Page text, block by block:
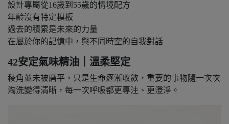
設計專屬從16歲到55歲的情境配方
年齡沒有特定模板
過去的積累是未來的力量
在屬於你的記憶中，與不同時空的自我對話
42安定氣味精油｜溫柔堅定
稜角並未被磨平，只是生命逐漸收斂，重要的事物隨一次次
淘洗變得清晰，每一次呼吸都更專注、更澄淨。